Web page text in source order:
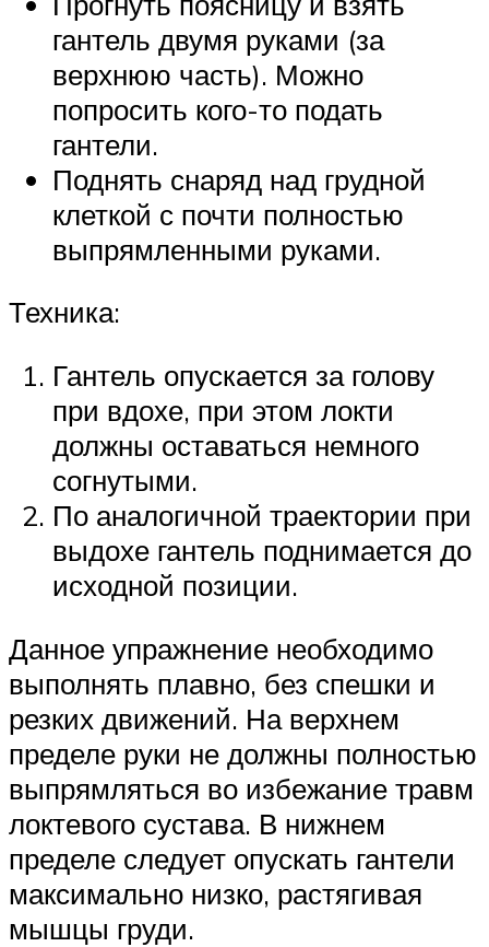
гантель двумя руками (за
верхнюю часть). Можно
попросить кого-то подать
гантели.
Поднять снаряд над грудной
клеткой с почти полностью
выпрямленными руками.
Техника:
Гантель опускается за голову
при вдохе, при этом локти
должны оставаться немного
согнутыми.
По аналогичной траектории при
выдохе гантель поднимается до
исходной позиции.
Данное упражнение необходимо
выполнять плавно, без спешки и
резких движений. На верхнем
пределе руки не должны полностью
выпрямляться во избежание травм
локтевого сустава. В нижнем
пределе следует опускать гантели
максимально низко, растягивая
мышцы груди.